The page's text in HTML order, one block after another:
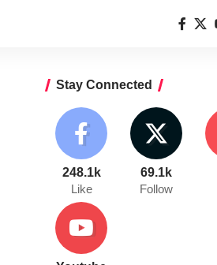
Stay Connected
248.1k
Like
69.1k
Follow